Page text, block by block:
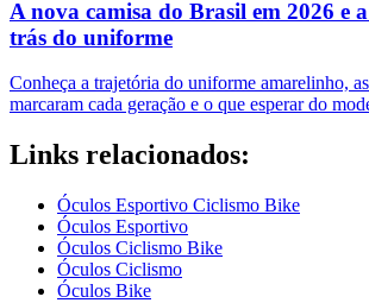
A nova camisa do Brasil em 2026 e
trás do uniforme
Conheça a trajetória do uniforme amarelinho,
marcaram cada geração e o que esperar do
Links relacionados:
Óculos Esportivo Ciclismo Bike
Óculos Esportivo
Óculos Ciclismo Bike
Óculos Ciclismo
Óculos Bike